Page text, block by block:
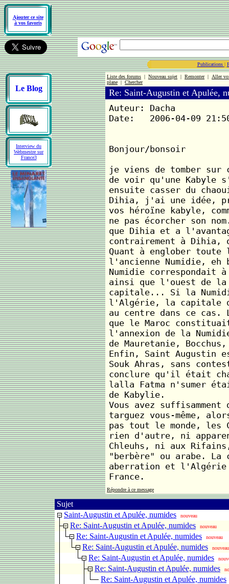
Ajouter ce site
à vos favoris
Publications |
Le Blog
Interview du
Webmestre sur
France3
Liste des forums | Nouveau sujet | Remonter| Aller
plane | Chercher
Re: Saint-Augustin et Apulée,
Auteur: Dacha
Date: 2006-04-09
Bonjour/bonsoir
je viens de tomber
de voir qu'une Kabyle
ensuite casser du
Dihia, j'ai une idée,
vos héroïne kabyle,
ne pas écorcher son
que Dihia et a
contrairement à Dihia,
Quant à englober
l'ancienne Numidie, eh
Numidie
ainsi que l'ouest de
capitale... Si la
l'Algérie, la capitale
au centre dans ce
que le Maroc
l'annexion de la
de Mauretanie,
Enfin, Saint Augustin
Souk Ahras, sans
conclure qu'il était
lalla Fatma n'sumer
de Kabylie.
Vous avez
targuez vous-même,
pas tout le monde, les
rien d'autre, ni
Chleuhs, ni aux
"berbère" ou arabe. La
aberration et l'Algérie
France.
Répondre à ce message
Sujet
Saint-Augustin et Apulée, numides
nouveau
Re: Saint-Augustin et Apulée, numides nouveau
Re: Saint-Augustin et Apulée, numides nouveau
Re: Saint-Augustin et Apulée, numides nouveau
Re: Saint-Augustin et Apulée, numides
Re: Saint-Augustin et Apulée, numides
Re: Saint-Augustin et Apulée, numides